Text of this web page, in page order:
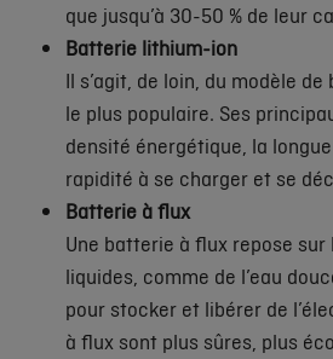
que jusqu’à 30-50 % de leur
Batterie lithium-ion
Il s’agit, de loin, du modèle
le plus populaire. Ses
densité énergétique, la
rapidité à se charger et se
Batterie à flux
Une batterie à flux repose
liquides, comme de l’eau
pour stocker et libérer de
à flux sont plus sûres, plus